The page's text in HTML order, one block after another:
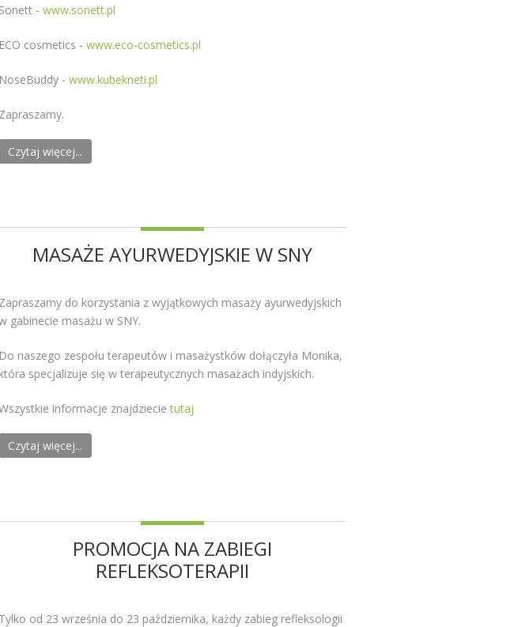
Sonett - www.sonett.pl
ECO cosmetics - www.eco-cosmetics.pl
NoseBuddy - www.kubekneti.pl
Zapraszamy.
Czytaj więcej...
MASAŻE AYURWEDYJSKIE W SNY
Zapraszamy do korzystania z wyjątkowych masaży ayurwedyjskich
gabinecie masażu w SNY.
Do naszego zespołu terapeutów i masażystków dołączyła Monika,
która specjalizuje się w terapeutycznych masażach indyjskich.
informacje znajdziecie tutaj
Czytaj więcej...
PROMOCJA NA ZABIEGI
REFLEKSOTERAPII
Tylko od 23 września do 23 października, każdy zabieg refleksologii